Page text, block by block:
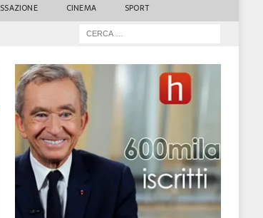
CINEMA SPORT